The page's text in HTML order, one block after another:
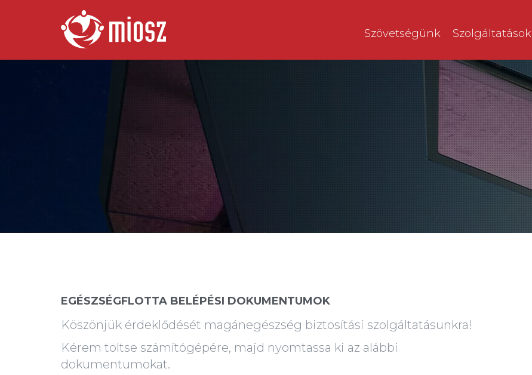
Szövetségünk Szolgáltatások
EGÉSZSÉGFLOTTA BELÉPÉSI DOKUMENTUMOK
Köszönjük érdeklődését magánegészség biztosítási szolgáltatásunkra!
Kérem töltse számítógépére, majd nyomtassa ki az alábbi
dokumentumokat.